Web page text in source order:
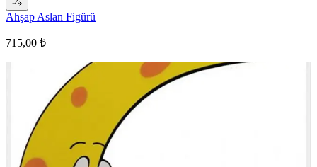
Ahşap Aslan Figürü
715,00 ₺